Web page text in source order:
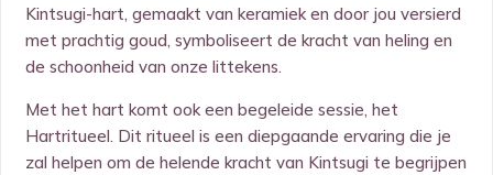
Kintsugi-hart, gemaakt van keramiek en door jou versierd
met prachtig goud, symboliseert de kracht van heling en
de schoonheid van onze littekens.
Met het hart komt ook een begeleide sessie, het
Hartritueel. Dit ritueel is een diepgaande ervaring die je
zal helpen om de helende kracht van Kintsugi te begrijpen